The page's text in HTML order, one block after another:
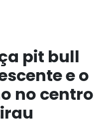
pit bull
e o
no centro